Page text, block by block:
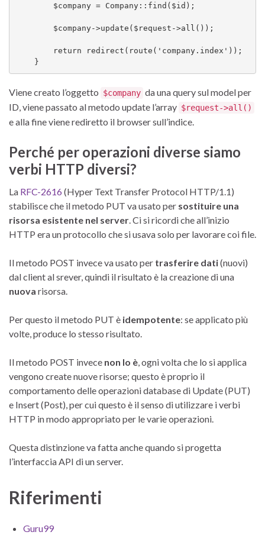
        $company = Company::find($id);
        $company->update($request->all());
        return redirect(route('company.index'));
    }
Viene creato l’oggetto $company da una query sul model per
ID, viene passato al metodo update l’array $request->all()
e alla fine viene rediretto il browser sull’indice.
Perché per operazioni diverse siamo
verbi HTTP diversi?
La RFC-2616 (Hyper Text Transfer Protocol HTTP/1.1)
stabilisce che il metodo PUT va usato per sostituire una
risorsa esistente nel server. Ci si ricordi che all’inizio
HTTP era un protocollo che si usava solo per lavorare coi file.
Il metodo POST invece va usato per trasferire dati(nuovi)
dal client al srever, quindi il risultato è la creazione di una
nuova risorsa.
Per questo il metodo PUT è idempotente: se applicato più
volte, produce lo stesso risultato.
Il metodo POST invece non lo è, ogni volta che lo si applica
vengono create nuove risorse; questo è proprio il
comportamento delle operazioni database di Update (PUT)
e Insert (Post), per cui questo è il senso di utilizzare i verbi
HTTP in modo appropriato per le varie operazioni.
Questa distinzione va fatta anche quando si progetta
l’interfaccia API di un server.
Riferimenti
Guru99